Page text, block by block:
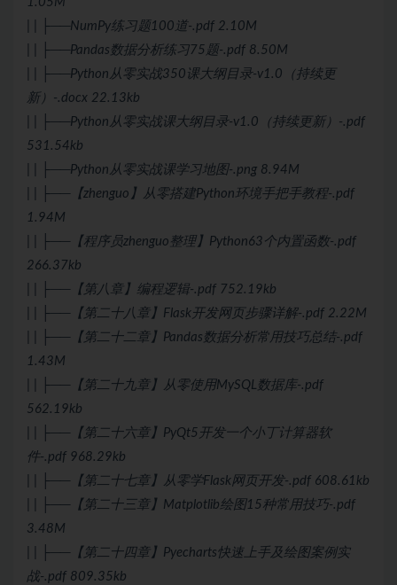
| | ├──NumPy练习题100道-.pdf 2.10M
| | ├──Pandas数据分析练习75题-.pdf 8.50M
| | ├──Python从零实战350课大纲目录-v1.0（持续更
新）-.docx 22.13kb
| | ├──Python从零实战课大纲目录-v1.0（持续更新）-.pdf
531.54kb
| | ├──Python从零实战课学习地图-.png 8.94M
| | ├──【zhenguo】从零搭建Python环境手把手教程-.pdf
1.94M
| | ├──【程序员zhenguo整理】Python63个内置函数-.pdf
266.37kb
| | ├──【第八章】编程逻辑-.pdf 752.19kb
| | ├──【第二十八章】Flask开发网页步骤详解-.pdf 2.22M
| | ├──【第二十二章】Pandas数据分析常用技巧总结-.pdf
1.43M
| | ├──【第二十九章】从零使用MySQL 数据库-.pdf
562.19kb
| | ├──【第二十六章】PyQt5开发一个小丁计算器软
件-.pdf 968.29kb
| | ├──【第二十七章】从零学Flask网页开发-.pdf 608.61kb
| | ├──【第二十三章】Matplotlib绘图15种常用技巧-.pdf
3.48M
| | ├──【第二十四章】Pyecharts快速上手及绘图案例实
战-.pdf 809.35kb